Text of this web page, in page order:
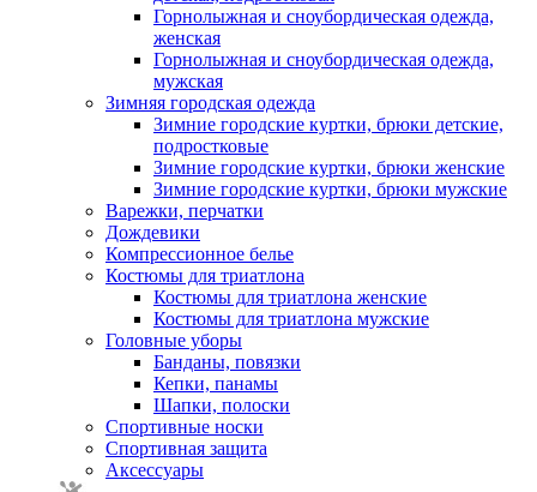
Горнолыжная и сноубордическая одежда,
женская
Горнолыжная и сноубордическая одежда,
мужская
Зимняя городская одежда
Зимние городские куртки, брюки детские,
подростковые
Зимние городские куртки, брюки женские
Зимние городские куртки, брюки мужские
Варежки, перчатки
Дождевики
Компрессионное белье
Костюмы для триатлона
Костюмы для триатлона женские
Костюмы для триатлона мужские
Головные уборы
Банданы, повязки
Кепки, панамы
Шапки, полоски
Спортивные носки
Спортивная защита
Аксессуары